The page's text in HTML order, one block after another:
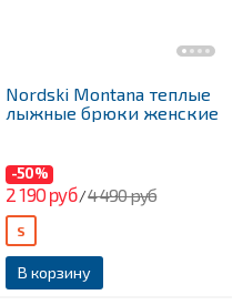
Nordski Montana теплые
лыжные брюки женские
-50%
2 190 руб/4 490 руб
В корзину
S